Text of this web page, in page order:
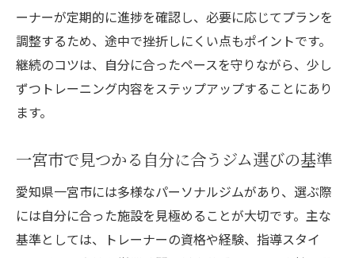
ーナーが定期的に進捗を確認し、必要に応じてプランを
調整するため、途中で挫折しにくい点もポイントです。
継続のコツは、自分に合ったペースを守りながら、少し
ずつトレーニング内容をステップアップすることにあり
ます。
一宮市で見つかる自分に合うジム選びの基準
愛知県一宮市には多様なパーソナルジムがあり、選ぶ際
には自分に合った施設を見極めることが大切です。主な
基準としては、トレーナーの資格や経験、指導スタイ